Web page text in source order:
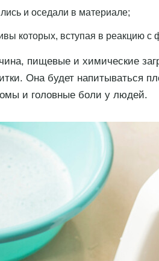
и оседали в материале;
которых, вступая в реакцию с
пищевые и химические
Она будет напитываться
и головные боли у людей.